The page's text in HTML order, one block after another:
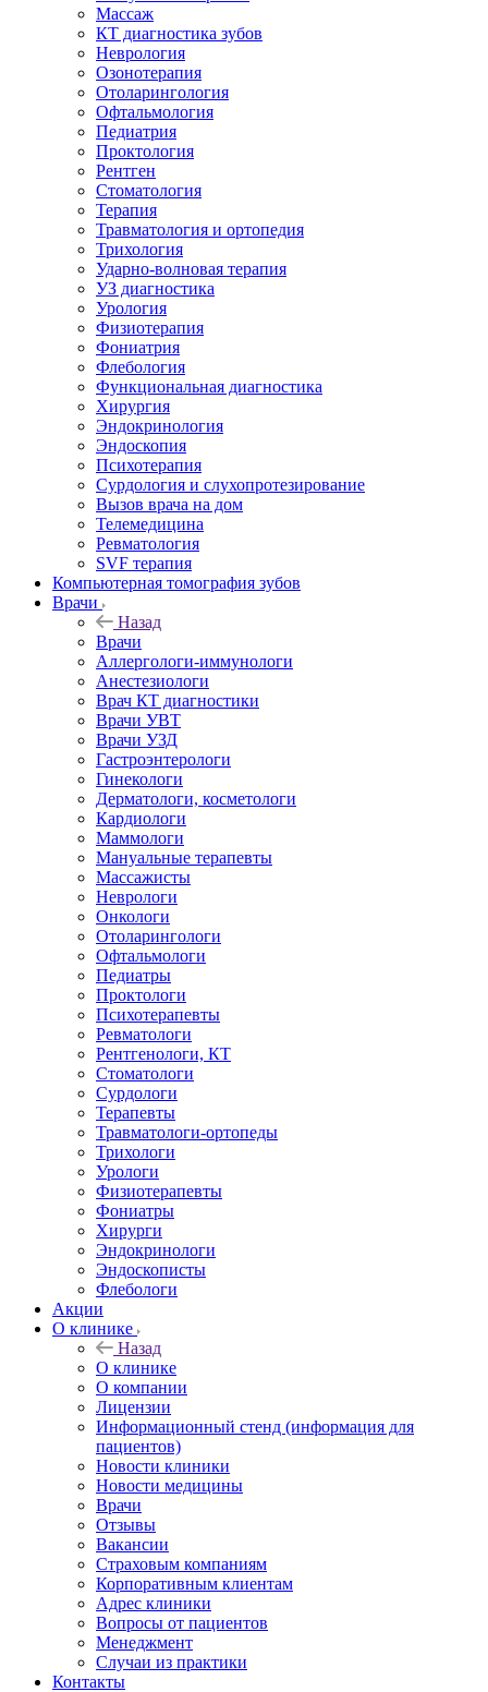
Массаж
КТ диагностика зубов
Неврология
Озонотерапия
Отоларингология
Офтальмология
Педиатрия
Проктология
Рентген
Стоматология
Терапия
Травматология и ортопедия
Трихология
Ударно-волновая терапия
УЗ диагностика
Урология
Физиотерапия
Фониатрия
Флебология
Функциональная диагностика
Хирургия
Эндокринология
Эндоскопия
Психотерапия
Сурдология и слухопротезирование
Вызов врача на дом
Телемедицина
Ревматология
SVF терапия
Компьютерная томография зубов
Врачи
Назад
Врачи
Аллергологи-иммунологи
Анестезиологи
Врач КТ диагностики
Врачи УВТ
Врачи УЗД
Гастроэнтерологи
Гинекологи
Дерматологи, косметологи
Кардиологи
Маммологи
Мануальные терапевты
Массажисты
Неврологи
Онкологи
Отоларингологи
Офтальмологи
Педиатры
Проктологи
Психотерапевты
Ревматологи
Рентгенологи, КТ
Стоматологи
Сурдологи
Терапевты
Травматологи-ортопеды
Трихологи
Урологи
Физиотерапевты
Фониатры
Хирурги
Эндокринологи
Эндоскописты
Флебологи
Акции
О клинике
Назад
О клинике
О компании
Лицензии
Информационный стенд (информация для
пациентов)
Новости клиники
Новости медицины
Врачи
Отзывы
Вакансии
Страховым компаниям
Корпоративным клиентам
Адрес клиники
Вопросы от пациентов
Менеджмент
Случаи из практики
Контакты